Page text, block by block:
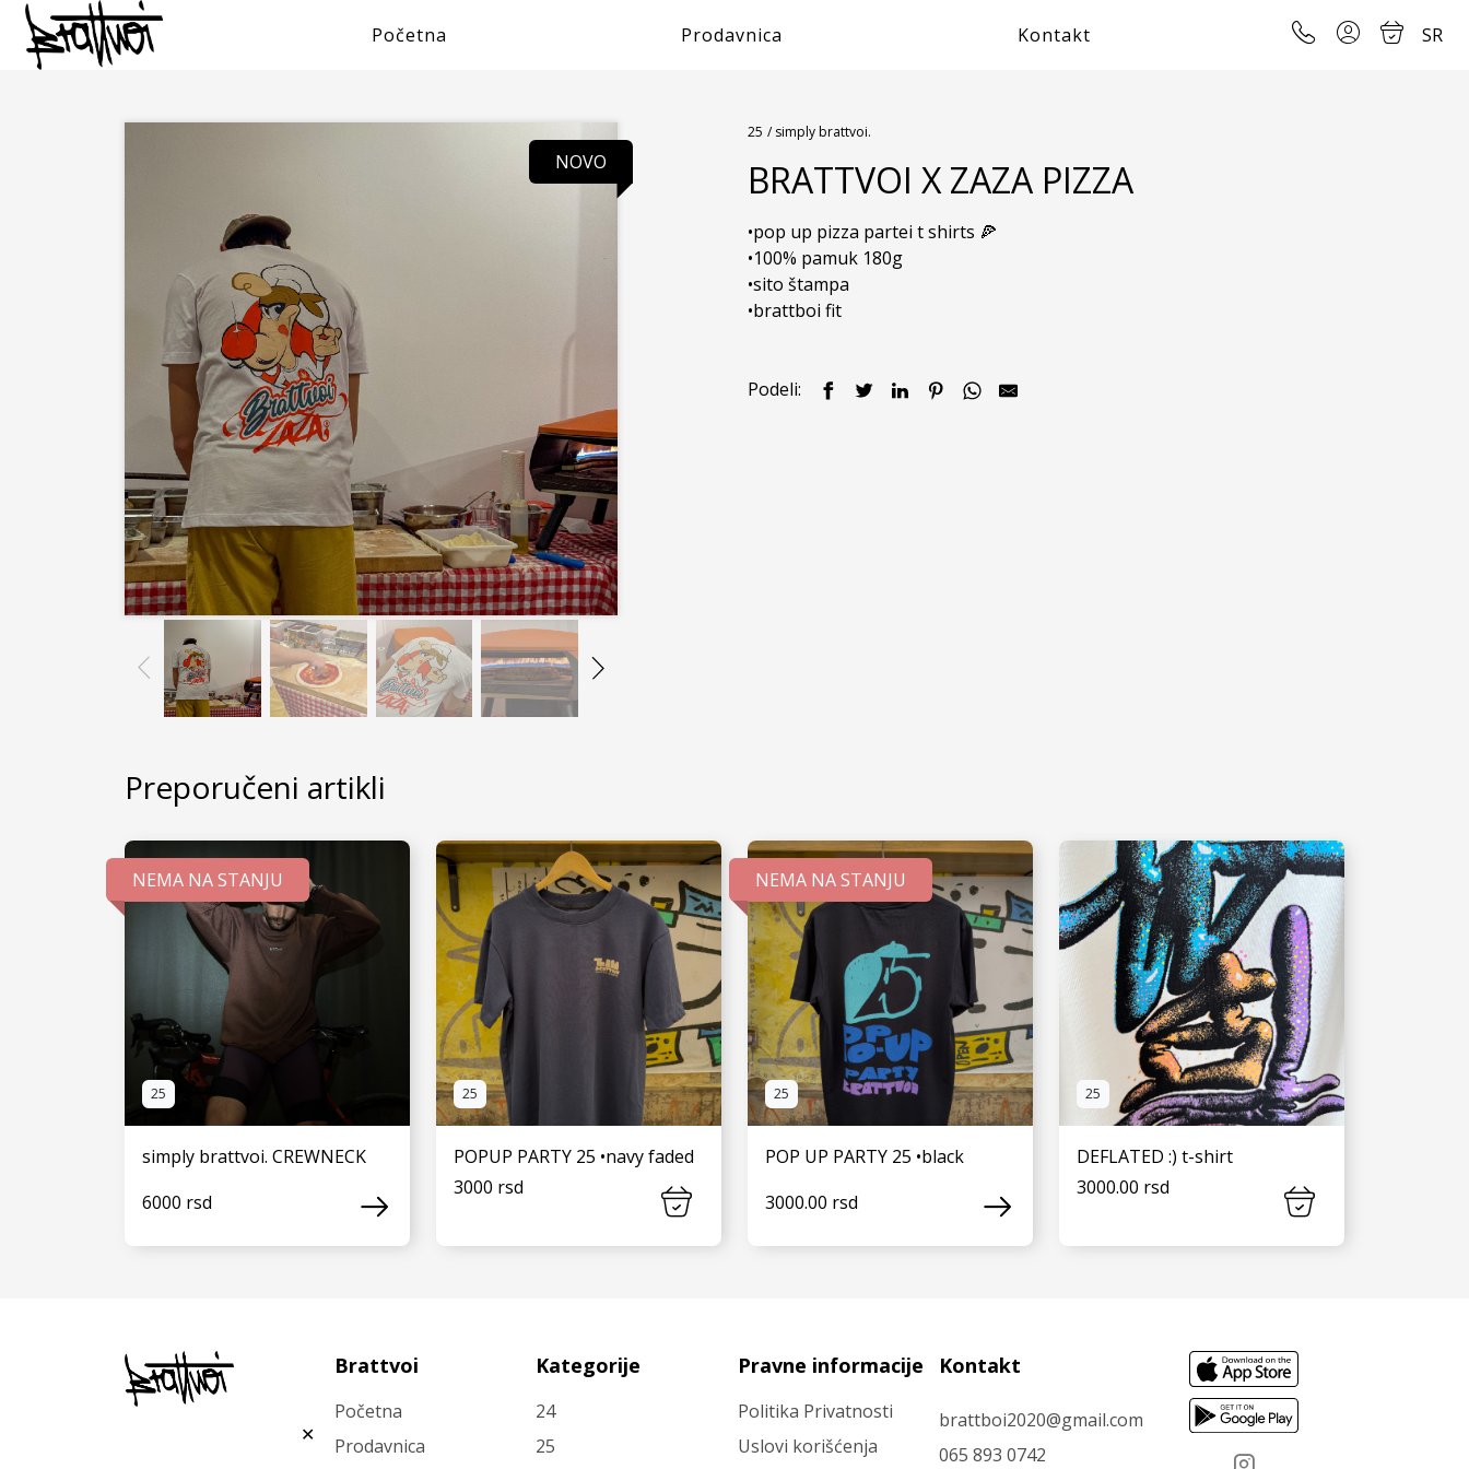
Početna Prodavnica Kontakt SR
NOVO
25 / simply brattvoi.
BRATTVOI X ZAZA PIZZA
•pop up pizza partei t shirts 🍕
•100% pamuk 180g
•sito štampa
•brattboi fit
Podeli:
Preporučeni artikli
NEMA NA STANJU
25
simply brattvoi. CREWNECK
6000 rsd
25
POPUP PARTY 25 •navy faded
3000 rsd
NEMA NA STANJU
25
POP UP PARTY 25 •black
3000.00 rsd
25
DEFLATED :) t-shirt
3000.00 rsd
Brattvoi
Početna
Prodavnica
Kategorije
24
25
Pravne informacije
Politika Privatnosti
Uslovi korišćenja
Kontakt
brattboi2020@gmail.com
065 893 0742
✕